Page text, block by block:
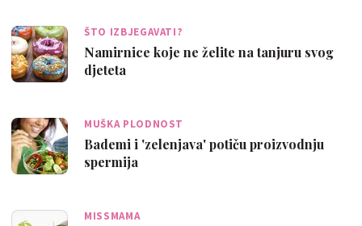
ŠTO IZBJEGAVATI?
Namirnice koje ne želite na tanjuru svog
djeteta
MUŠKA PLODNOST
Bademi i 'zelenjava' potiču proizvodnju
spermija
MISSMAMA